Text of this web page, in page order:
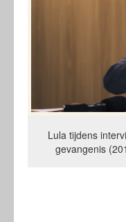
Lula tijdens
gevangenis